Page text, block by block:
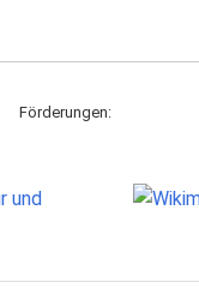
Förderungen: